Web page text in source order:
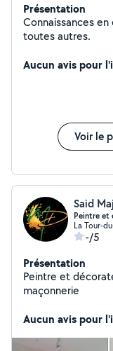
Présentation
Connaissances
toutes autres.
Aucun avis pour
Voir le
Said
Peintre et
La Tour-
-/5
Présentation
Peintre et décorateur Finition
maçonnerie
Aucun avis pour